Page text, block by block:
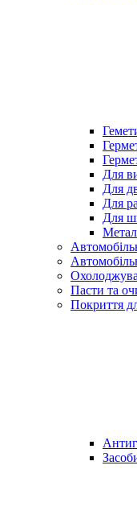
Для
Для
Для
Для
Пасти та
Покриття